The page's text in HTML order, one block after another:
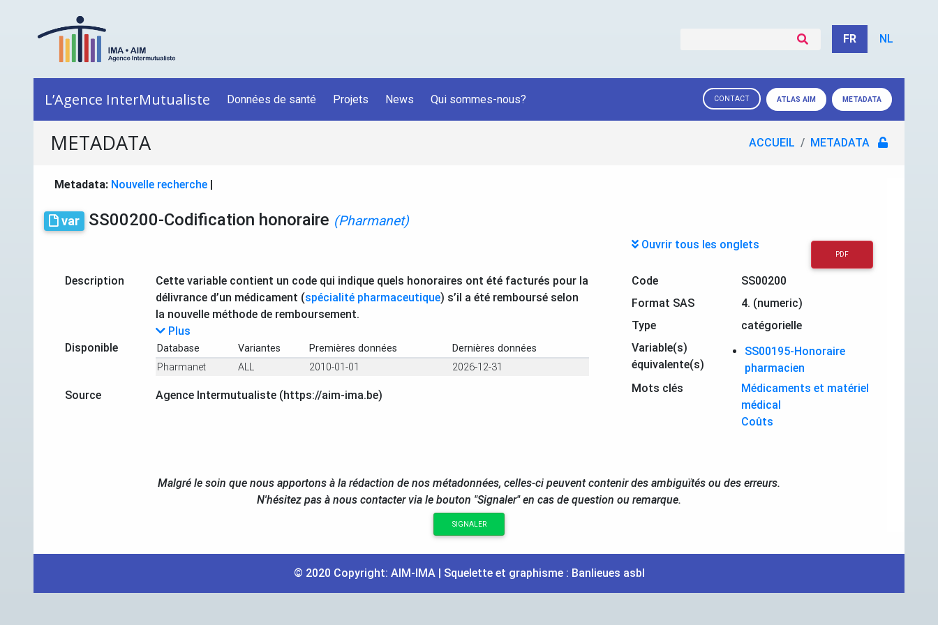
FR NL
L’Agence InterMutualiste Données de santé Projets News Qui sommes-nous? CONTACT ATLAS AIM METADATA
METADATA ACCUEIL METADATA
Metadata: Nouvelle recherche |
var SS00200-Codification honoraire (Pharmanet)
Ouvrir tous les onglets
PDF
Description
Cette variable contient un code qui indique quels honoraires ont été facturés pour la
délivrance d’un médicament (spécialité pharmaceutique) s’il a été remboursé selon
la nouvelle méthode de remboursement.
Plus
Disponible
Database Variantes Premières données
Dernières données
Pharmanet
ALL 2010-01-01 2026-12-31
Source Agence Intermutualiste (https://aim-ima.be)
Code
SS00200
Format SAS
4. (numeric)
Type
catégorielle
Variable(s)
équivalente(s)
SS00195-Honoraire
pharmacien
Mots clés
Médicaments et matériel
médical
Coûts
Malgré le soin que nous apportons à la rédaction de nos métadonnées, celles-ci peuvent contenir des ambiguïtés ou des erreurs.
N'hésitez pas à nous contacter via le bouton "Signaler" en cas de question ou remarque.
SIGNALER
© 2020 Copyright: AIM-IMA| Squelette et graphisme : Banlieues asbl